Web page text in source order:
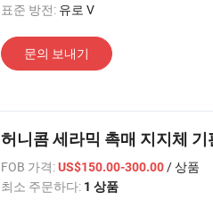
표준 방전: 유로 V
문의 보내기
허니콤 세라믹 촉매 지지체
FOB 가격:US$150.00-300.00/ 상품
최소 주문하다: 1 상품